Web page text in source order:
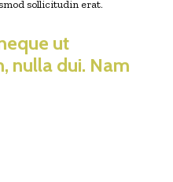
sollicitudin erat.
ut
nulla dui. Nam